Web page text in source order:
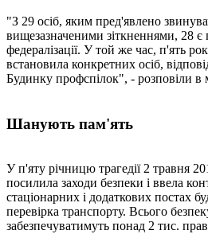
"З 29 осіб, яким пред'явлено
вищезазначеними зіткненнями, 28
федералізації. У той же час, п'ять
встановила конкретних осіб,
Будинку профспілок", - розповіли в
Шанують пам'ять
У п'яту річницю трагедії 2 травня
посилила заходи безпеки і ввела
стаціонарних і додаткових постах
перевірка транспорту. Всього
забезпечуватимуть понад 2 тис.